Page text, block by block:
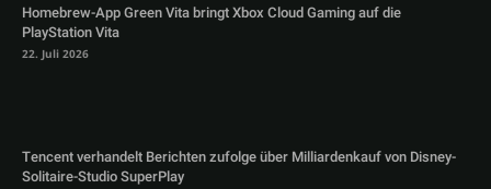
Homebrew-App Green Vita bringt Xbox Cloud Gaming auf die
PlayStation Vita
22. Juli 2026
Tencent verhandelt Berichten zufolge über Milliardenkauf von Disney-
Solitaire-Studio SuperPlay